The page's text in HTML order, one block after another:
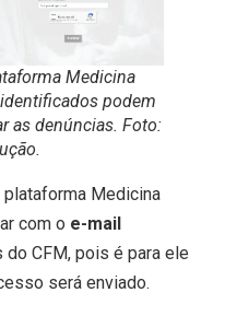
Medicina
podem
as denúncias. Foto:
plataforma Medicina
com o e-mail
CFM, pois é para ele
será enviado.